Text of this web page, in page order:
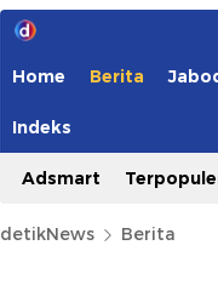
Home Berita
Indeks
Adsmart
detikNews Berita